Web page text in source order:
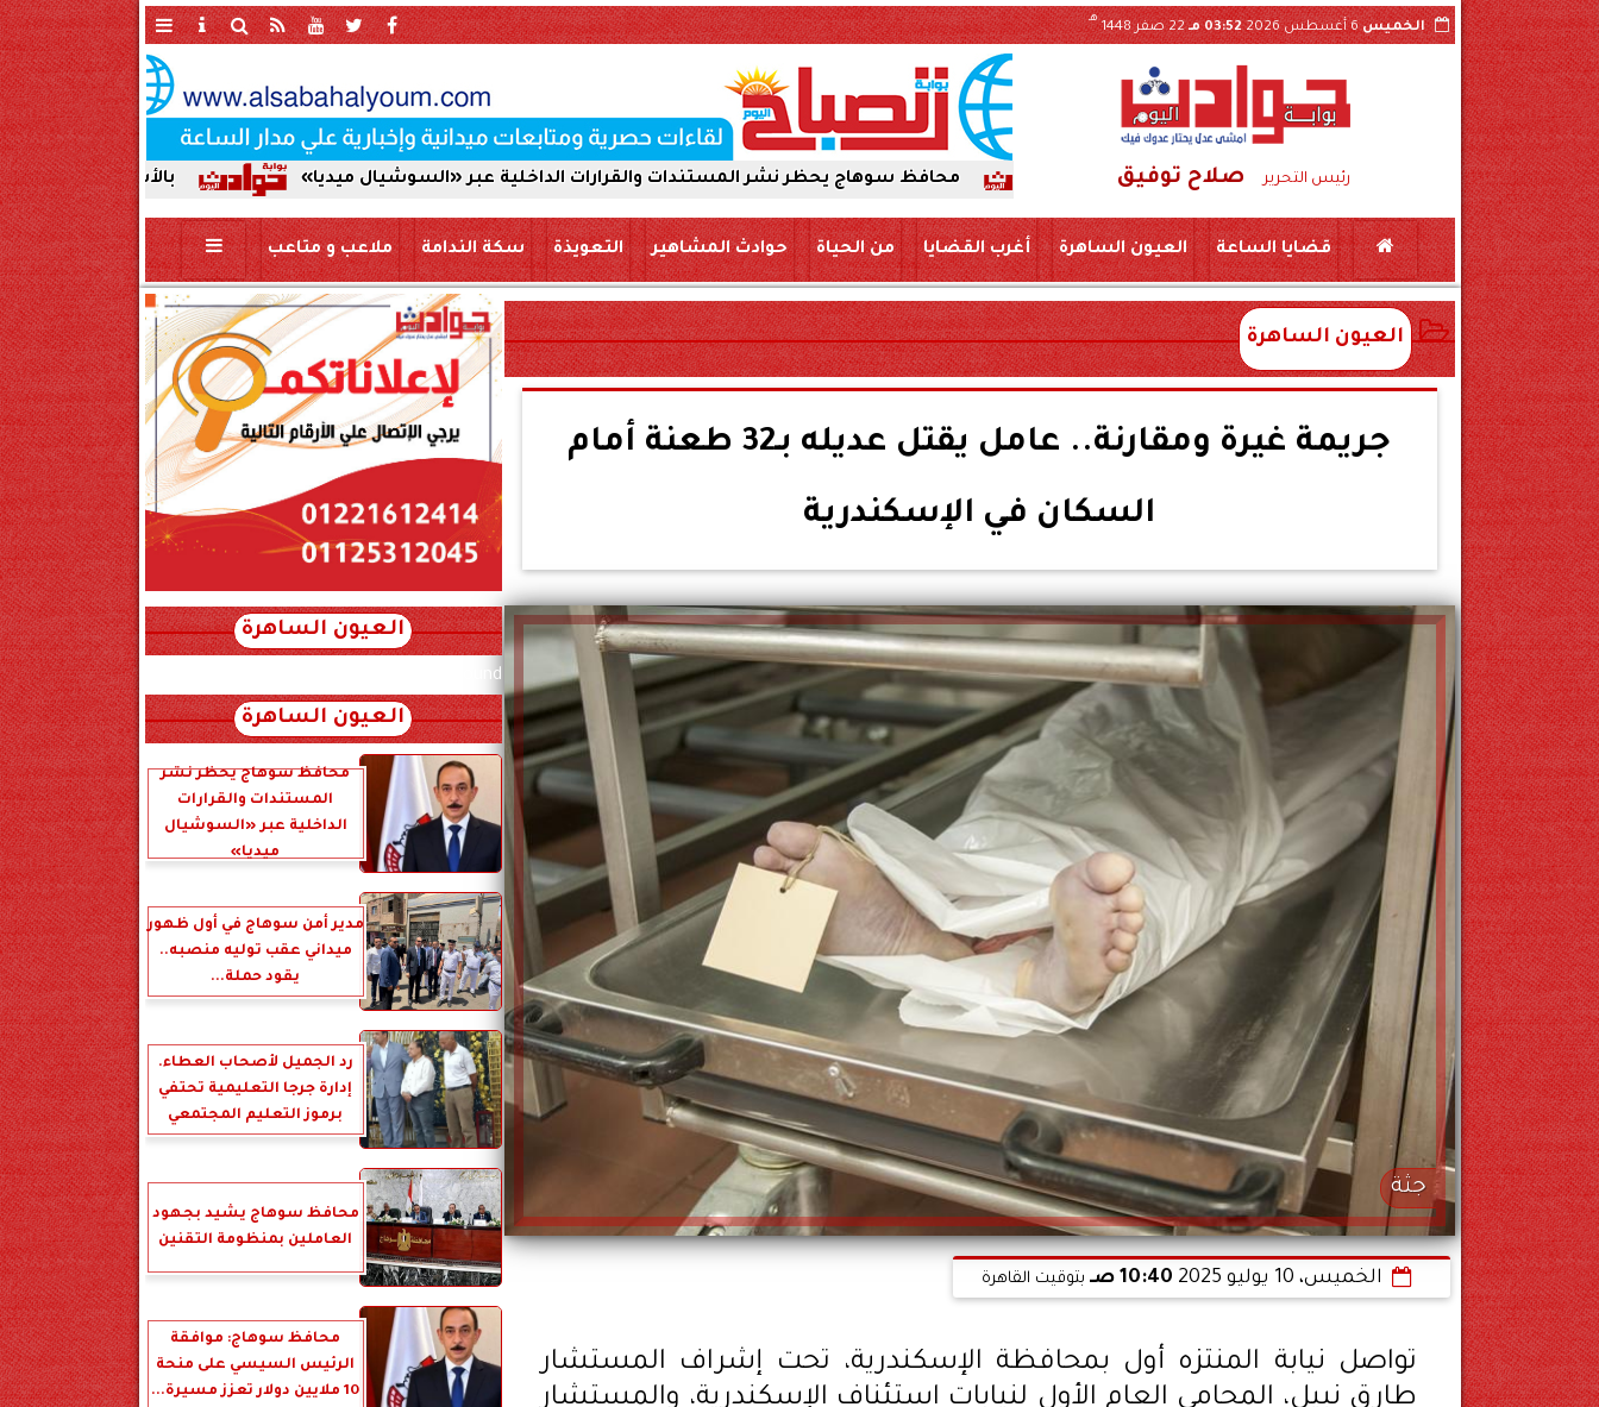
الخميس6 أغسطس 2026 03:52 مـ 22 صفر 1448
هـ
رئيس التحرير صلاح توفيق بالأسماء | اعتماد حركة تنقلات ضباط محافظ سوهاج يحظر نشر المستندات والقرارات الداخلية عبر «السوشيال ميديا»
قضايا الساعة العيون الساهرة أغرب القضايا من الحياة حوادث المشاهير التعويذة سكة الندامة ملاعب و متاعب
العيون الساهرة
جريمة غيرة ومقارنة.. عامل يقتل عديله بـ32 طعنة أمام
السكان في الإسكندرية
جثة
الخميس، 10 يوليو 2025 10:40 صـ بتوقيت القاهرة
تواصل نيابة المنتزه أول بمحافظة الإسكندرية، تحت إشراف المستشار
طارق نبيل، المحامي العام الأول لنيابات استئناف الإسكندرية، والمستشار
العيون الساهرة
xml_json/rss/~12.xml x0n not found
العيون الساهرة
محافظ سوهاج يحظر نشر
المستندات والقرارات
الداخلية عبر «السوشيال
ميديا»
مدير أمن سوهاج في أول ظهور
ميداني عقب توليه منصبه..
يقود حملة...
رد الجميل لأصحاب العطاء.
إدارة جرجا التعليمية تحتفي
برموز التعليم المجتمعي
محافظ سوهاج يشيد بجهود
العاملين بمنظومة التقنين
محافظ سوهاج: موافقة
الرئيس السيسي على منحة
10 ملايين دولار تعزز مسيرة...